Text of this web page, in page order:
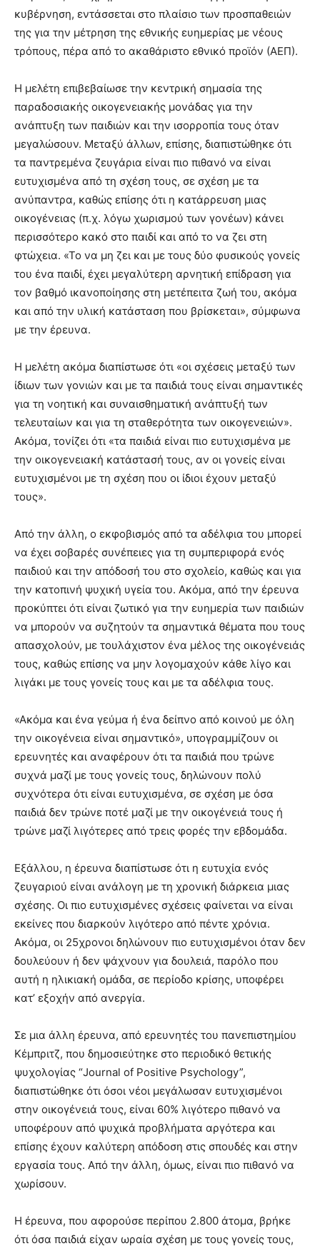
κυβέρνηση, εντάσσεται στο πλαίσιο των προσπαθειών
της για την μέτρηση της εθνικής ευημερίας με νέους
τρόπους, πέρα από το ακαθάριστο εθνικό προϊόν (ΑΕΠ).
Η μελέτη επιβεβαίωσε την κεντρική σημασία της
παραδοσιακής οικογενειακής μονάδας για την
ανάπτυξη των παιδιών και την ισορροπία τους όταν
μεγαλώσουν. Μεταξύ άλλων, επίσης, διαπιστώθηκε ότι
τα παντρεμένα ζευγάρια είναι πιο πιθανό να είναι
ευτυχισμένα από τη σχέση τους, σε σχέση με τα
ανύπαντρα, καθώς επίσης ότι η κατάρρευση μιας
οικογένειας (π.χ. λόγω χωρισμού των γονέων) κάνει
περισσότερο κακό στο παιδί και από το να ζει στη
φτώχεια. «Το να μη ζει και με τους δύο φυσικούς γονείς
του ένα παιδί, έχει μεγαλύτερη αρνητική επίδραση για
τον βαθμό ικανοποίησης στη μετέπειτα ζωή του, ακόμα
και από την υλική κατάσταση που βρίσκεται», σύμφωνα
με την έρευνα.
Η μελέτη ακόμα διαπίστωσε ότι «οι σχέσεις μεταξύ των
ίδιων των γονιών και με τα παιδιά τους είναι σημαντικές
για τη νοητική και συναισθηματική ανάπτυξή των
τελευταίων και για τη σταθερότητα των οικογενειών».
Ακόμα, τονίζει ότι «τα παιδιά είναι πιο ευτυχισμένα με
την οικογενειακή κατάστασή τους, αν οι γονείς είναι
ευτυχισμένοι με τη σχέση που οι ίδιοι έχουν μεταξύ
τους».
Από την άλλη, ο εκφοβισμός από τα αδέλφια του μπορεί
να έχει σοβαρές συνέπειες για τη συμπεριφορά ενός
παιδιού και την απόδοσή του στο σχολείο, καθώς και για
την κατοπινή ψυχική υγεία του. Ακόμα, από την έρευνα
προκύπτει ότι είναι ζωτικό για την ευημερία των παιδιών
να μπορούν να συζητούν τα σημαντικά θέματα που τους
απασχολούν, με τουλάχιστον ένα μέλος της οικογένειάς
τους, καθώς επίσης να μην λογομαχούν κάθε λίγο και
λιγάκι με τους γονείς τους και με τα αδέλφια τους.
«Ακόμα και ένα γεύμα ή ένα δείπνο από κοινού με όλη
την οικογένεια είναι σημαντικό», υπογραμμίζουν οι
ερευνητές και αναφέρουν ότι τα παιδιά που τρώνε
συχνά μαζί με τους γονείς τους, δηλώνουν πολύ
συχνότερα ότι είναι ευτυχισμένα, σε σχέση με όσα
παιδιά δεν τρώνε ποτέ μαζί με την οικογένειά τους ή
τρώνε μαζί λιγότερες από τρεις φορές την εβδομάδα.
Εξάλλου, η έρευνα διαπίστωσε ότι η ευτυχία ενός
ζευγαριού είναι ανάλογη με τη χρονική διάρκεια μιας
σχέσης. Οι πιο ευτυχισμένες σχέσεις φαίνεται να είναι
εκείνες που διαρκούν λιγότερο από πέντε χρόνια.
Ακόμα, οι 25χρονοι δηλώνουν πιο ευτυχισμένοι όταν δεν
δουλεύουν ή δεν ψάχνουν για δουλειά, παρόλο που
αυτή η ηλικιακή ομάδα, σε περίοδο κρίσης, υποφέρει
κατ’ εξοχήν από ανεργία.
Σε μια άλλη έρευνα, από ερευνητές του πανεπιστημίου
Κέμπριτζ, που δημοσιεύτηκε στο περιοδικό θετικής
ψυχολογίας “Journal of Positive Psychology”,
διαπιστώθηκε ότι όσοι νέοι μεγάλωσαν ευτυχισμένοι
στην οικογένειά τους, είναι 60% λιγότερο πιθανό να
υποφέρουν από ψυχικά προβλήματα αργότερα και
επίσης έχουν καλύτερη απόδοση στις σπουδές και στην
εργασία τους. Από την άλλη, όμως, είναι πιο πιθανό να
χωρίσουν.
Η έρευνα, που αφορούσε περίπου 2.800 άτομα, βρήκε
ότι όσα παιδιά είχαν ωραία σχέση με τους γονείς τους,